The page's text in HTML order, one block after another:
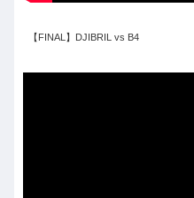
【FINAL】DJIBRIL vs B4